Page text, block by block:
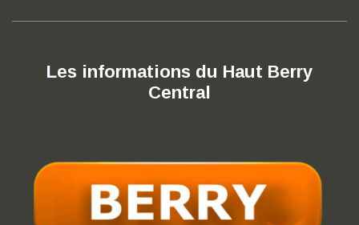
Les informations du Haut Berry
Central